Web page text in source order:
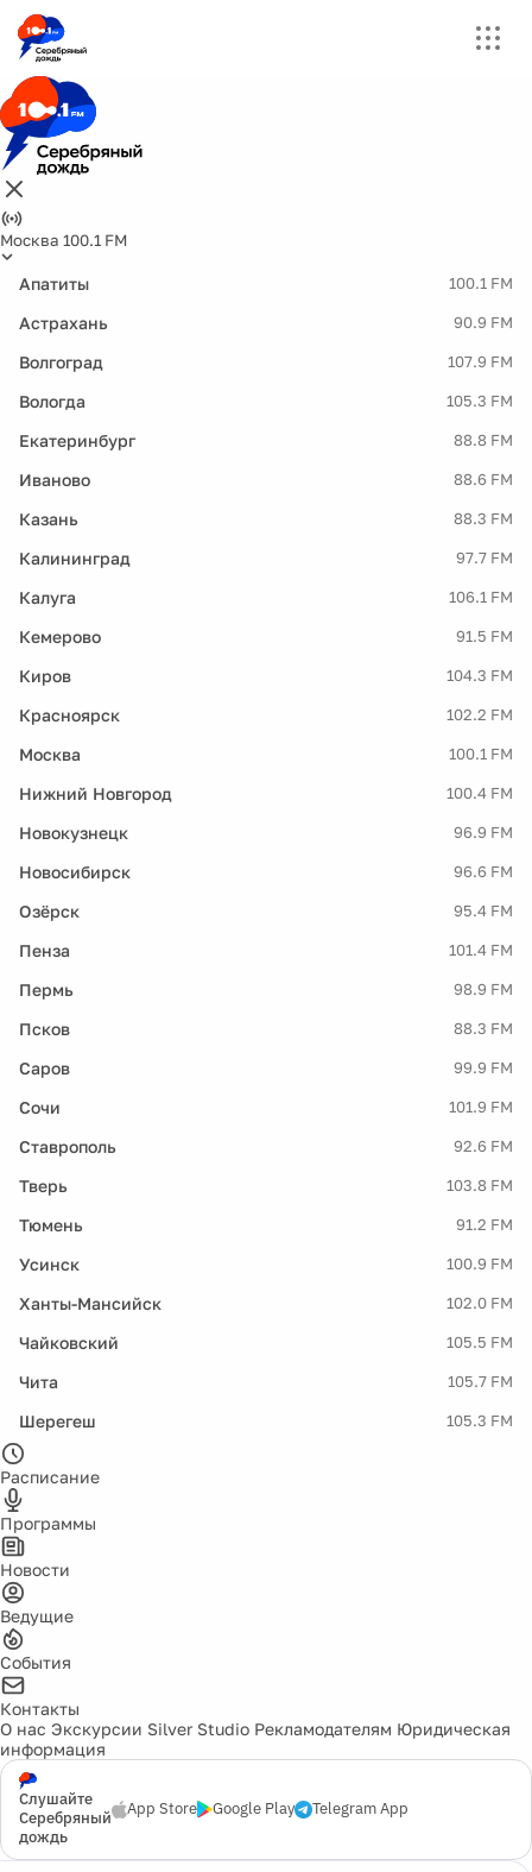
Москва 100.1 FM
Апатиты 100.1 FM
Астрахань 90.9 FM
Волгоград 107.9 FM
Вологда 105.3 FM
Екатеринбург 88.8 FM
Иваново 88.6 FM
Казань 88.3 FM
Калининград 97.7 FM
Калуга 106.1 FM
Кемерово 91.5 FM
Киров 104.3 FM
Красноярск 102.2 FM
Москва 100.1 FM
Нижний Новгород 100.4 FM
Новокузнецк 96.9 FM
Новосибирск 96.6 FM
Озёрск 95.4 FM
Пенза 101.4 FM
Пермь 98.9 FM
Псков 88.3 FM
Саров 99.9 FM
Сочи 101.9 FM
Ставрополь 92.6 FM
Тверь 103.8 FM
Тюмень 91.2 FM
Усинск 100.9 FM
Ханты-Мансийск 102.0 FM
Чайковский 105.5 FM
Чита 105.7 FM
Шерегеш 105.3 FM
Расписание
Программы
Новости
Ведущие
События
Контакты
О нас Экскурсии Silver Studio Рекламодателям Юридическая
информация
Слушайте
Серебряный
дождь
App Store Google Play Telegram App